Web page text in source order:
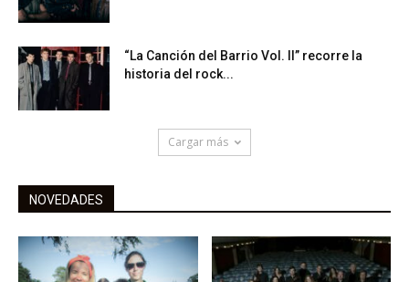
“La Canción del Barrio Vol. II” recorre la
historia del rock...
Cargar más
NOVEDADES